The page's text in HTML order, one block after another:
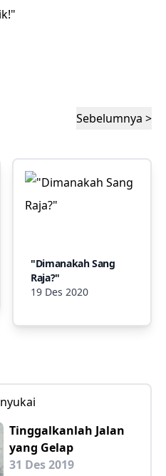
Sebelumnya >
"Dimanakah Sang
Raja?"
19 Des 2020
Tinggalkanlah Jalan
yang Gelap
31 Des 2019